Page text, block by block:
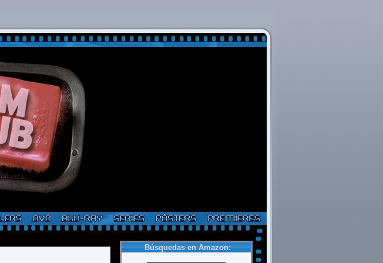
Búsquedas en Amazon: